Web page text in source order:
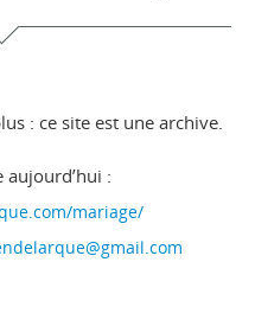
: ce site est une archive.
aujourd’hui :
mariage/